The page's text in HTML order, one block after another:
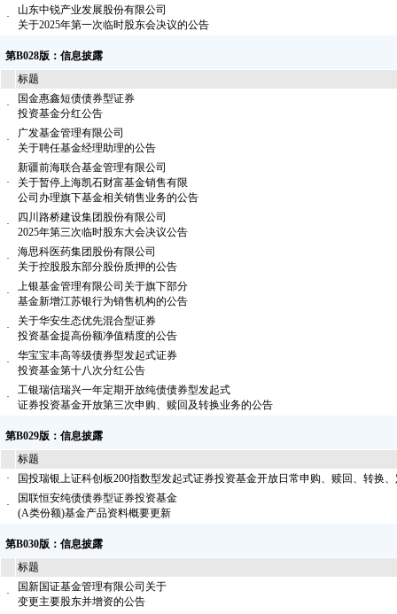
·
山东中锐产业发展股份有限公司
关于2025年第一次临时股东会决议的公告
第B028版：信息披露
标题
·
国金惠鑫短债债券型证券
投资基金分红公告
·
广发基金管理有限公司
关于聘任基金经理助理的公告
·
新疆前海联合基金管理有限公司
关于暂停上海凯石财富基金销售有限
公司办理旗下基金相关销售业务的公告
·
四川路桥建设集团股份有限公司
2025年第三次临时股东大会决议公告
·
海思科医药集团股份有限公司
关于控股股东部分股份质押的公告
·
上银基金管理有限公司关于旗下部分
基金新增江苏银行为销售机构的公告
·
关于华安生态优先混合型证券
投资基金提高份额净值精度的公告
·
华宝宝丰高等级债券型发起式证券
投资基金第十八次分红公告
·
工银瑞信瑞兴一年定期开放纯债债券型发起式
证券投资基金开放第三次申购、赎回及转换业务的公告
第B029版：信息披露
标题
·
国投瑞银上证科创板200指数型发起式证券投资基金开放日常申购、赎回、转换
·
国联恒安纯债债券型证券投资基金
(A类份额)基金产品资料概要更新
第B030版：信息披露
标题
·
国新国证基金管理有限公司关于
变更主要股东并增资的公告